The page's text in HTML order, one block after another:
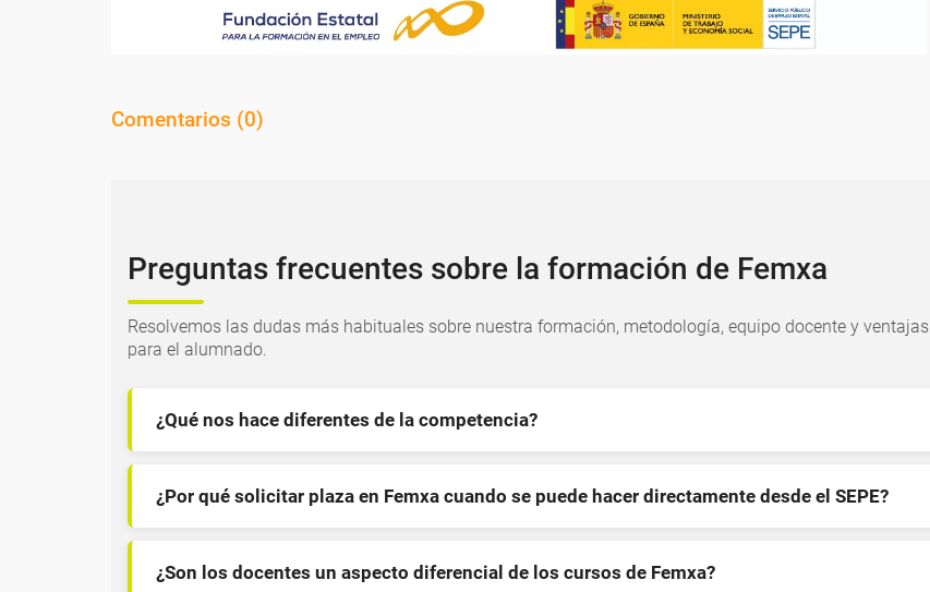
Comentarios (0)
Preguntas frecuentes sobre la formación de Femxa
Resolvemos las dudas más habituales sobre nuestra formación, metodología, equipo docente y ventajas
para el alumnado.
¿Qué nos hace diferentes de la competencia?
¿Por qué solicitar plaza en Femxa cuando se puede hacer directamente desde el SEPE?
¿Son los docentes un aspecto diferencial de los cursos de Femxa?